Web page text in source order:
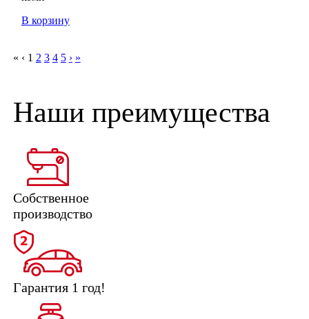
В корзину
« ‹ 1 2 3 4 5 › »
Наши преимущества
Собственное
производство
Гарантия 1 год!